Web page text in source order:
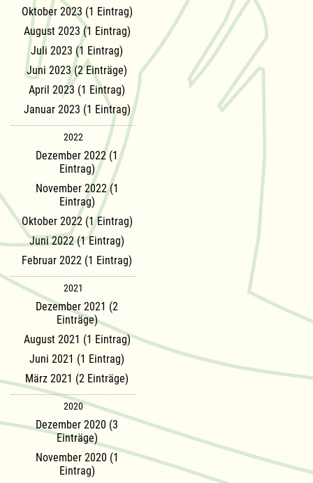
Oktober 2023 (1 Eintrag)
August 2023 (1 Eintrag)
Juli 2023 (1 Eintrag)
Juni 2023 (2 Einträge)
April 2023 (1 Eintrag)
Januar 2023 (1 Eintrag)
2022
Dezember 2022 (1
Eintrag)
November 2022 (1
Eintrag)
Oktober 2022 (1 Eintrag)
Juni 2022 (1 Eintrag)
Februar 2022 (1 Eintrag)
2021
Dezember 2021 (2
Einträge)
August 2021 (1 Eintrag)
Juni 2021 (1 Eintrag)
März 2021 (2 Einträge)
2020
Dezember 2020 (3
Einträge)
November 2020 (1
Eintrag)